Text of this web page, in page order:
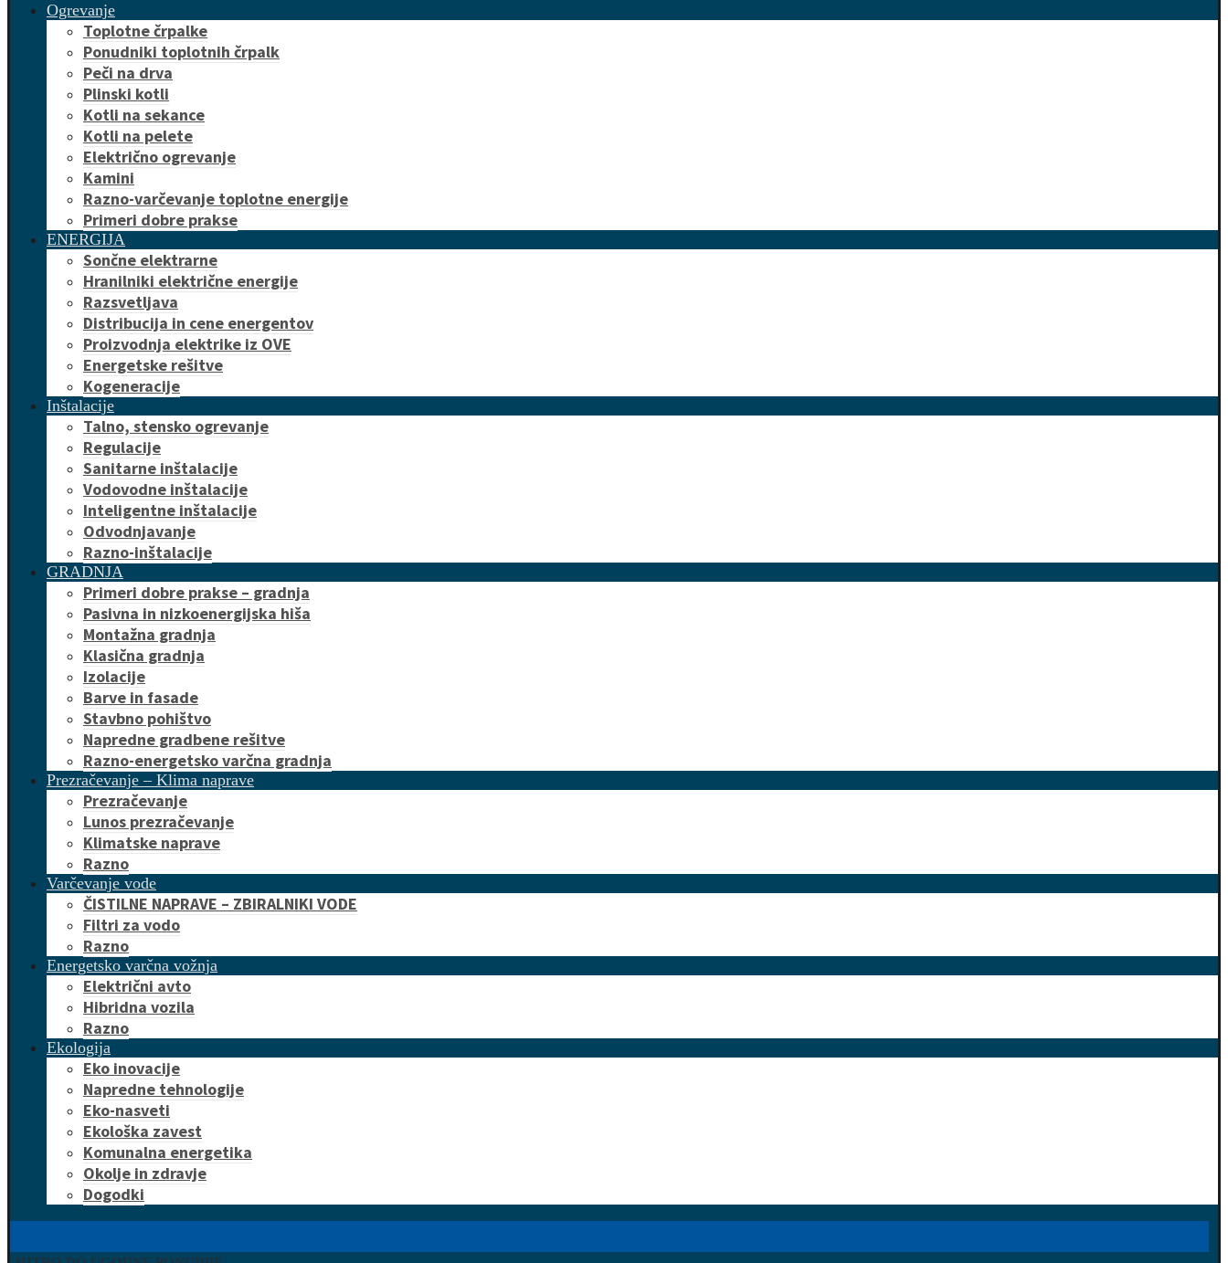
Ogrevanje
Toplotne črpalke
Ponudniki toplotnih črpalk
Peči na drva
Plinski kotli
Kotli na sekance
Kotli na pelete
Električno ogrevanje
Kamini
Razno-varčevanje toplotne energije
Primeri dobre prakse
ENERGIJA
Sončne elektrarne
Hranilniki električne energije
Razsvetljava
Distribucija in cene energentov
Proizvodnja elektrike iz OVE
Energetske rešitve
Kogeneracije
Inštalacije
Talno, stensko ogrevanje
Regulacije
Sanitarne inštalacije
Vodovodne inštalacije
Inteligentne inštalacije
Odvodnjavanje
Razno-inštalacije
GRADNJA
Primeri dobre prakse – gradnja
Pasivna in nizkoenergijska hiša
Montažna gradnja
Klasična gradnja
Izolacije
Barve in fasade
Stavbno pohištvo
Napredne gradbene rešitve
Razno-energetsko varčna gradnja
Prezračevanje – Klima naprave
Prezračevanje
Lunos prezračevanje
Klimatske naprave
Razno
Varčevanje vode
ČISTILNE NAPRAVE – ZBIRALNIKI VODE
Filtri za vodo
Razno
Energetsko varčna vožnja
Električni avto
Hibridna vozila
Razno
Ekologija
Eko inovacije
Napredne tehnologije
Eko-nasveti
Ekološka zavest
Komunalna energetika
Okolje in zdravje
Dogodki